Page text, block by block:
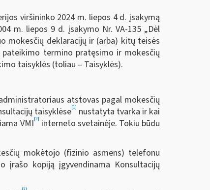
viršininko 2024 m. liepos 4 d. įsakymą
m. liepos 9 d. įsakymo Nr. VA-135 „Dėl
mokesčių deklaracijų ir (arba) kitų teisės
termino pratęsimo ir mokesčių
taisyklės (toliau – Taisyklės).
atstovas pagal mokesčių
taisyklėse[1] nustatyta tvarka ir kai
VMI[2] interneto svetainėje. Tokiu būdu
mokėtojo (fizinio asmens) telefonu
kopiją įgyvendinama Konsultacijų